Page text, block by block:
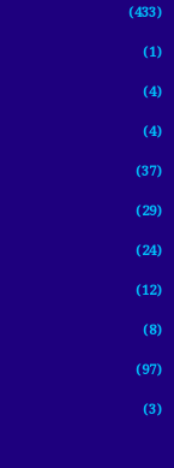
(433)
(1)
(4)
(4)
(37)
(29)
(24)
(12)
(8)
(97)
(3)